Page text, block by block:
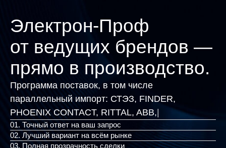
Электрон-Проф
от ведущих брендов —
прямо в производство.
Программа поставок, в том числе
параллельный импорт: СТЭЗ, FINDER,
PHOENIX CONTACT,
01. Точный ответ на ваш запрос
02. Лучший вариант на всём рынке
03. Полная прозрачность сделки